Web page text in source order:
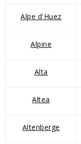
Alpe d'Huez
Alpine
Alta
Altea
Altenberge